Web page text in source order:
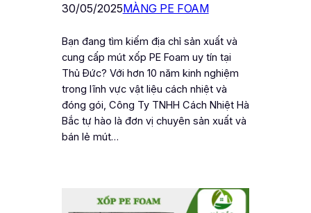
30/05/2025MÀNG PE FOAM
Bạn đang tìm kiếm địa chỉ sản xuất và
cung cấp mút xốp PE Foam uy tín tại
Thủ Đức? Với hơn 10 năm kinh nghiệm
trong lĩnh vực vật liệu cách nhiệt và
đóng gói, Công Ty TNHH Cách Nhiệt Hà
Bắc tự hào là đơn vị chuyên sản xuất và
bán lẻ mút…